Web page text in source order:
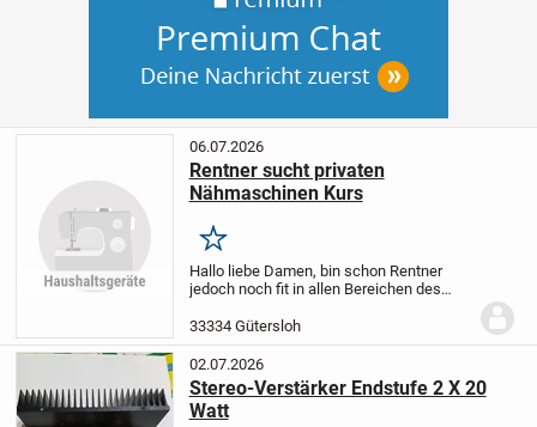
06.07.2026
Rentner sucht privaten
Nähmaschinen Kurs
Merken
Hallo liebe Damen, bin schon Rentner
jedoch noch fit in allen Bereichen des
Nähmaschine erworben um in die Lage zu
kommen, kleine Näharbeiten selber zu
machen, wie...
33334 Gütersloh
02.07.2026
Stereo-Verstärker Endstufe 2 X 20
Watt